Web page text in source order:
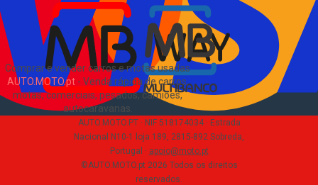
Comprar e vender carros e motas usadas
AUTO.MOTO.pt- Venda rápida de carros,
motas, comerciais, pesados, camiões,
autocaravanas
AUTO.MOTO.PT · NIF 518174034 · Estrada
Nacional N10-1 loja 189, 2815-892 Sobreda,
Portugal · apoio@moto.pt
©AUTO.MOTO.pt 2026 Todos os direitos
reservados.